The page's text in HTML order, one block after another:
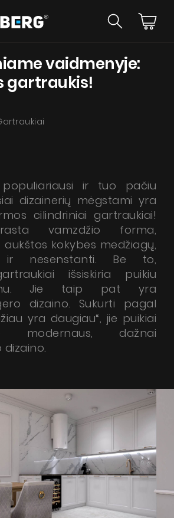
serija
Home
Kitchen
Patarimai
Instrukcijos
ŽIŪRĖTI
DUK
ŽIŪRĖTI
vaidmenyje:
gartraukis!
populiariausi ir tuo pačiu
dizainerių mėgstami yra
cilindriniai gartraukiai!
vamzdžio forma,
kokybės medžiagų,
ir nesenstanti. Be to,
išsiskiria puikiu
Jie taip pat yra
dizaino. Sukurti pagal
yra daugiau“, jie puikiai
dažnai
dizaino.